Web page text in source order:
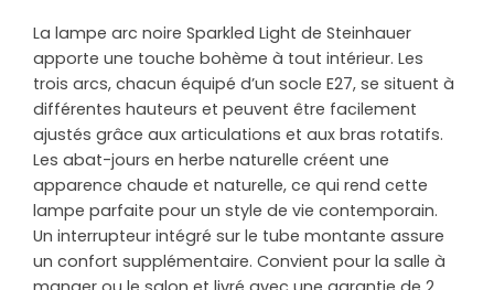
La lampe arc noire Sparkled Light de Steinhauer
apporte une touche bohème à tout intérieur. Les
trois arcs, chacun équipé d’un socle E27, se situent à
différentes hauteurs et peuvent être facilement
ajustés grâce aux articulations et aux bras rotatifs.
Les abat-jours en herbe naturelle créent une
apparence chaude et naturelle, ce qui rend cette
lampe parfaite pour un style de vie contemporain.
Un interrupteur intégré sur le tube montante assure
un confort supplémentaire. Convient pour la salle à